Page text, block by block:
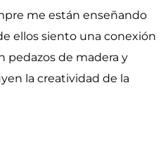
me están enseñando
ellos siento una conexión
pedazos de madera y
la creatividad de la